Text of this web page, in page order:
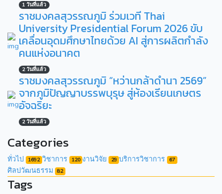
1 วันที่แล้ว
ราชมงคลสุวรรณภูมิ ร่วมเวที Thai
University Presidential Forum 2026 ขับ
เคลื่อนอุดมศึกษาไทยด้วย AI สู่การผลิตกำลัง
คนแห่งอนาคต
2 วันที่แล้ว
ราชมงคลสุวรรณภูมิ “หว่านกล้าดำนา 2569”
จากภูมิปัญญาบรรพบุรุษ สู่ห้องเรียนเกษตร
อัจฉริยะ
2 วันที่แล้ว
Categories
ทั่วไป 1692 วิชาการ 120 งานวิจัย 29 บริการวิชาการ 67
ศิลปวัฒนธรรม 82
Tags